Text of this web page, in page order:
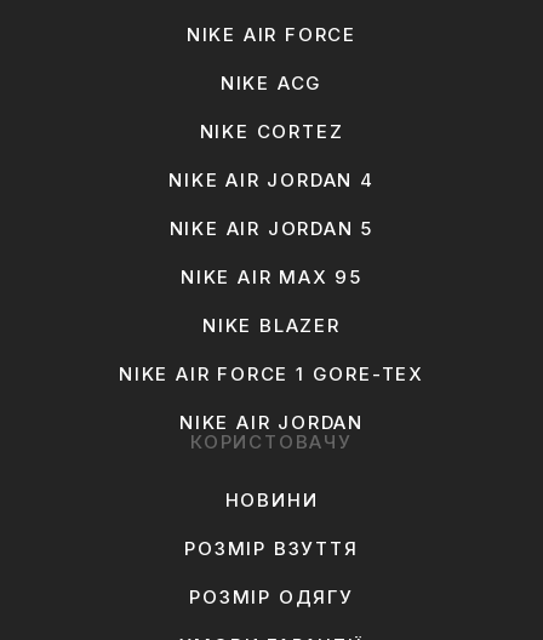
NIKE AIR FORCE
NIKE ACG
NIKE CORTEZ
NIKE AIR JORDAN 4
NIKE AIR JORDAN 5
NIKE AIR MAX 95
NIKE BLAZER
NIKE AIR FORCE 1 GORE-TEX
NIKE AIR JORDAN
КОРИСТОВАЧУ
НОВИНИ
РОЗМІР ВЗУТТЯ
РОЗМІР ОДЯГУ